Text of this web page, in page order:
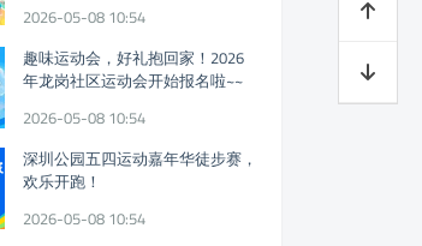
2026-05-08 10:54
趣味运动会，好礼抱回家！2026
年龙岗社区运动会开始报名啦~~
2026-05-08 10:54
深圳公园五四运动嘉年华徒步赛，
欢乐开跑！
2026-05-08 10:54